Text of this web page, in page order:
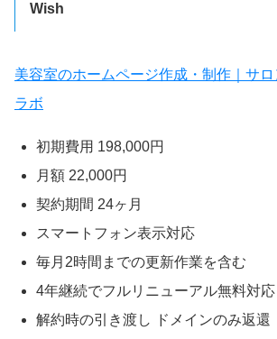
Wish
美容室のホームページ作成・制作｜サ
ラボ
初期費用 198,000円
月額 22,000円
契約期間 24ヶ月
スマートフォン表示対応
毎月2時間までの更新作業を含む
4年継続でフルリニューアル無料対応
解約時の引き渡し ドメインのみ返還